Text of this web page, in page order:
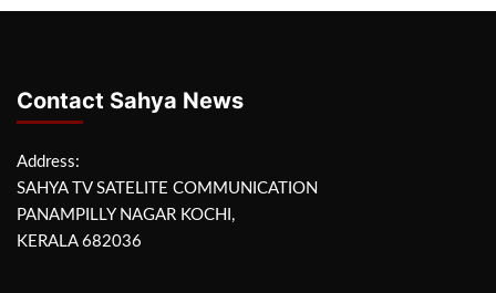
Contact Sahya News
Address:
SAHYA TV SATELITE COMMUNICATION
PANAMPILLY NAGAR KOCHI,
KERALA 682036